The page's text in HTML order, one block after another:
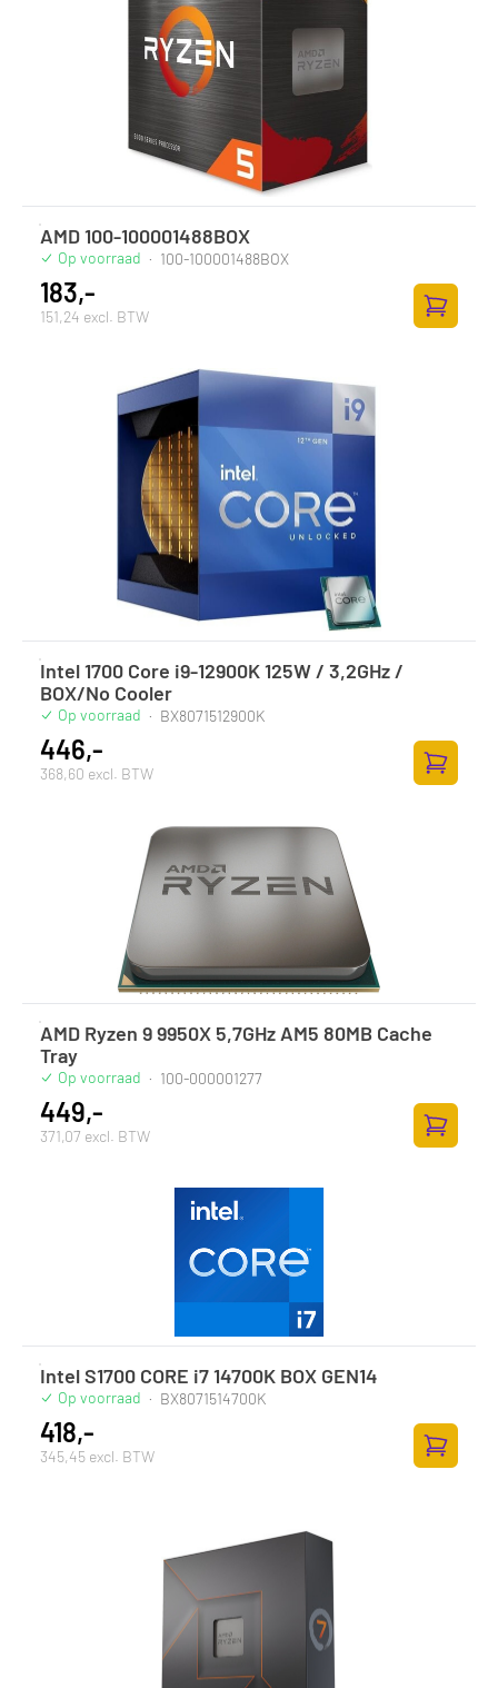
AMD 100-100001488BOX
Op voorraad · 100-100001488BOX
183,-
151,24 excl. BTW
Zum
Intel 1700 Core i9-12900K 125W / 3,2GHz /
BOX/No Cooler
Op voorraad · BX8071512900K
446,-
368,60 excl. BTW
Zum
AMD Ryzen 9 9950X 5,7GHz AM5 80MB Cache
Tray
Op voorraad · 100-000001277
449,-
371,07 excl. BTW
Zum
Intel S1700 CORE i7 14700K BOX GEN14
Op voorraad · BX8071514700K
418,-
345,45 excl. BTW
Zum